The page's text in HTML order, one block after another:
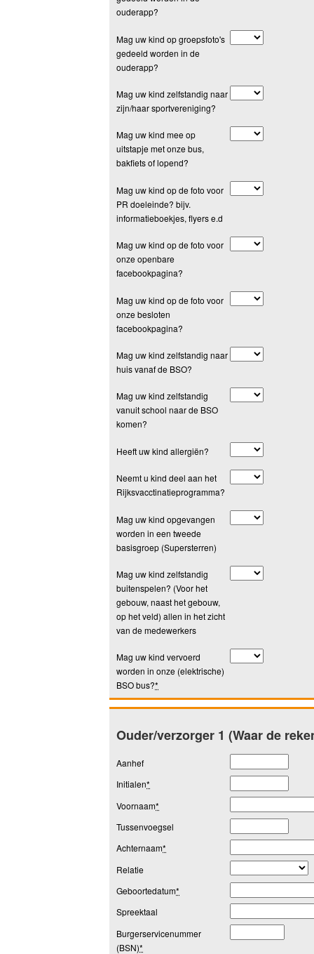
ouderapp?
Mag uw kind op groepsfoto's
gedeeld worden in de
ouderapp?
Mag uw kind zelfstandig naar
zijn/haar sportvereniging?
Mag uw kind mee op
uitstapje met onze bus,
bakfiets of lopend?
Mag uw kind op de foto voor
PR doeleinde? bijv.
informatieboekjes, flyers e.d
Mag uw kind op de foto voor
onze openbare
facebookpagina?
Mag uw kind op de foto voor
onze besloten
facebookpagina?
Mag uw kind zelfstandig naar
huis vanaf de BSO?
Mag uw kind zelfstandig
vanuit school naar de BSO
komen?
Heeft uw kind allergiën?
Neemt u kind deel aan het
Rijksvacctinatieprogramma?
Mag uw kind opgevangen
worden in een tweede
basisgroep (Supersterren)
Mag uw kind zelfstandig
buitenspelen? (Voor het
gebouw, naast het gebouw,
op het veld) allen in het zicht
van de medewerkers
Mag uw kind vervoerd
worden in onze (elektrische)
BSO bus?*
Ouder/verzorger 1 (Waar de
Aanhef
Initialen*
Voornaam*
Tussenvoegsel
Achternaam*
Relatie
Geboortedatum*
Spreektaal
Burgerservicenummer
(BSN)*